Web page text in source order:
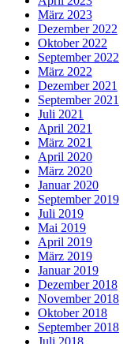
März 2023
Dezember 2022
Oktober 2022
September 2022
März 2022
Dezember 2021
September 2021
Juli 2021
April 2021
März 2021
April 2020
März 2020
Januar 2020
September 2019
Juli 2019
Mai 2019
April 2019
März 2019
Januar 2019
Dezember 2018
November 2018
Oktober 2018
September 2018
Juli 2018